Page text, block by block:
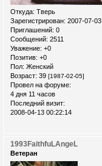
Откуда: Тверь
Зарегистрирован: 2007-07-03
Приглашений: 0
Сообщений: 2511
Уважение: +0
Позитив: +0
Пол: Женский
Возраст: 39 [1987-02-05]
Провел на форуме:
4 дня 11 часов
Последний визит:
2008-04-13 00:22:14
1993FaithfuLAngeL
Ветеран